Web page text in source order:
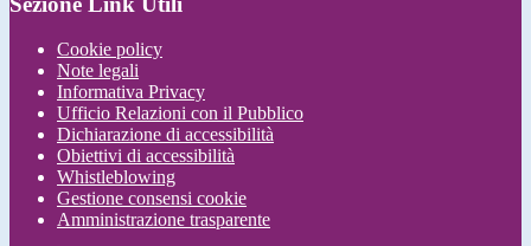
Cookie policy
Note legali
Informativa Privacy
Ufficio Relazioni con il Pubblico
Dichiarazione di accessibilità
Obiettivi di accessibilità
Whistleblowing
Gestione consensi cookie
Amministrazione trasparente